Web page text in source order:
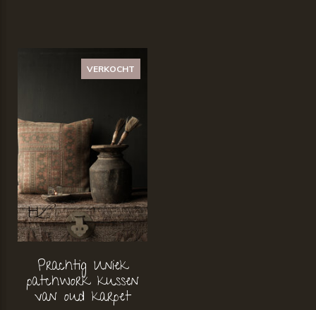
VERKOCHT
Prachtig Uniek
patchwork kussen
van oud karpet